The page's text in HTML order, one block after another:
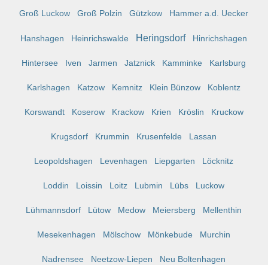
Groß Luckow Groß Polzin Gützkow Hammer a.d. Uecker
Hanshagen Heinrichswalde Heringsdorf Hinrichshagen
Hintersee Iven Jarmen Jatznick Kamminke Karlsburg
Karlshagen Katzow Kemnitz Klein Bünzow Koblentz
Korswandt Koserow Krackow Krien Kröslin Kruckow
Krugsdorf Krummin Krusenfelde Lassan
Leopoldshagen Levenhagen Liepgarten Löcknitz
Loddin Loissin Loitz Lubmin Lübs Luckow
Lühmannsdorf Lütow Medow Meiersberg Mellenthin
Mesekenhagen Mölschow Mönkebude Murchin
Nadrensee Neetzow-Liepen Neu Boltenhagen